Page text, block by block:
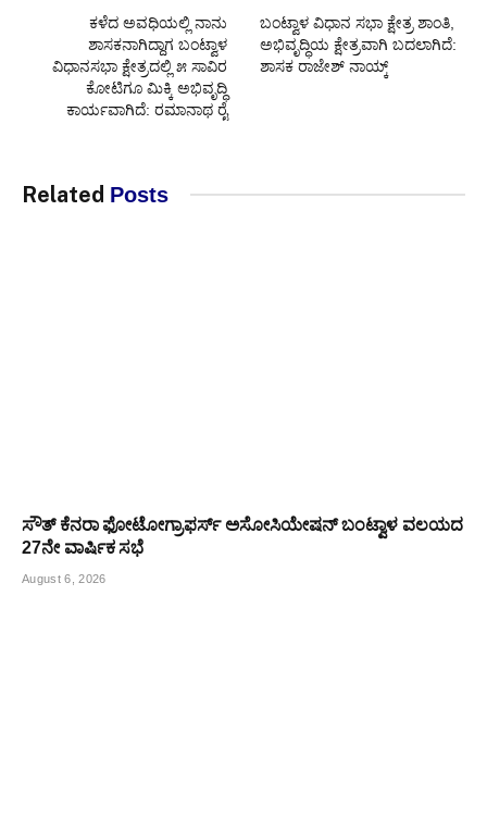
ಕಳೆದ ಅವಧಿಯಲ್ಲಿ ನಾನು
ಶಾಸಕನಾಗಿದ್ದಾಗ ಬಂಟ್ವಾಳ
ವಿಧಾನಸಭಾ ಕ್ಷೇತ್ರದಲ್ಲಿ ೫ ಸಾವಿರ
ಕೋಟಿಗೂ ಮಿಕ್ಕಿ ಅಭಿವೃದ್ಧಿ
ಕಾರ್ಯವಾಗಿದೆ: ರಮಾನಾಥ ರೈ
ಬಂಟ್ವಾಳ ವಿಧಾನ ಸಭಾ ಕ್ಷೇತ್ರ ಶಾಂತಿ,
ಅಭಿವೃದ್ಧಿಯ ಕ್ಷೇತ್ರವಾಗಿ ಬದಲಾಗಿದೆ:
ಶಾಸಕ ರಾಜೇಶ್ ನಾಯ್ಕ್
Related Posts
ಸೌತ್ ಕೆನರಾ ಫೋಟೋಗ್ರಾಫರ್ಸ್ ಅಸೋಸಿಯೇಷನ್ ಬಂಟ್ವಾಳ ವಲಯದ
27ನೇ ವಾರ್ಷಿಕ ಸಭೆ
August 6, 2026